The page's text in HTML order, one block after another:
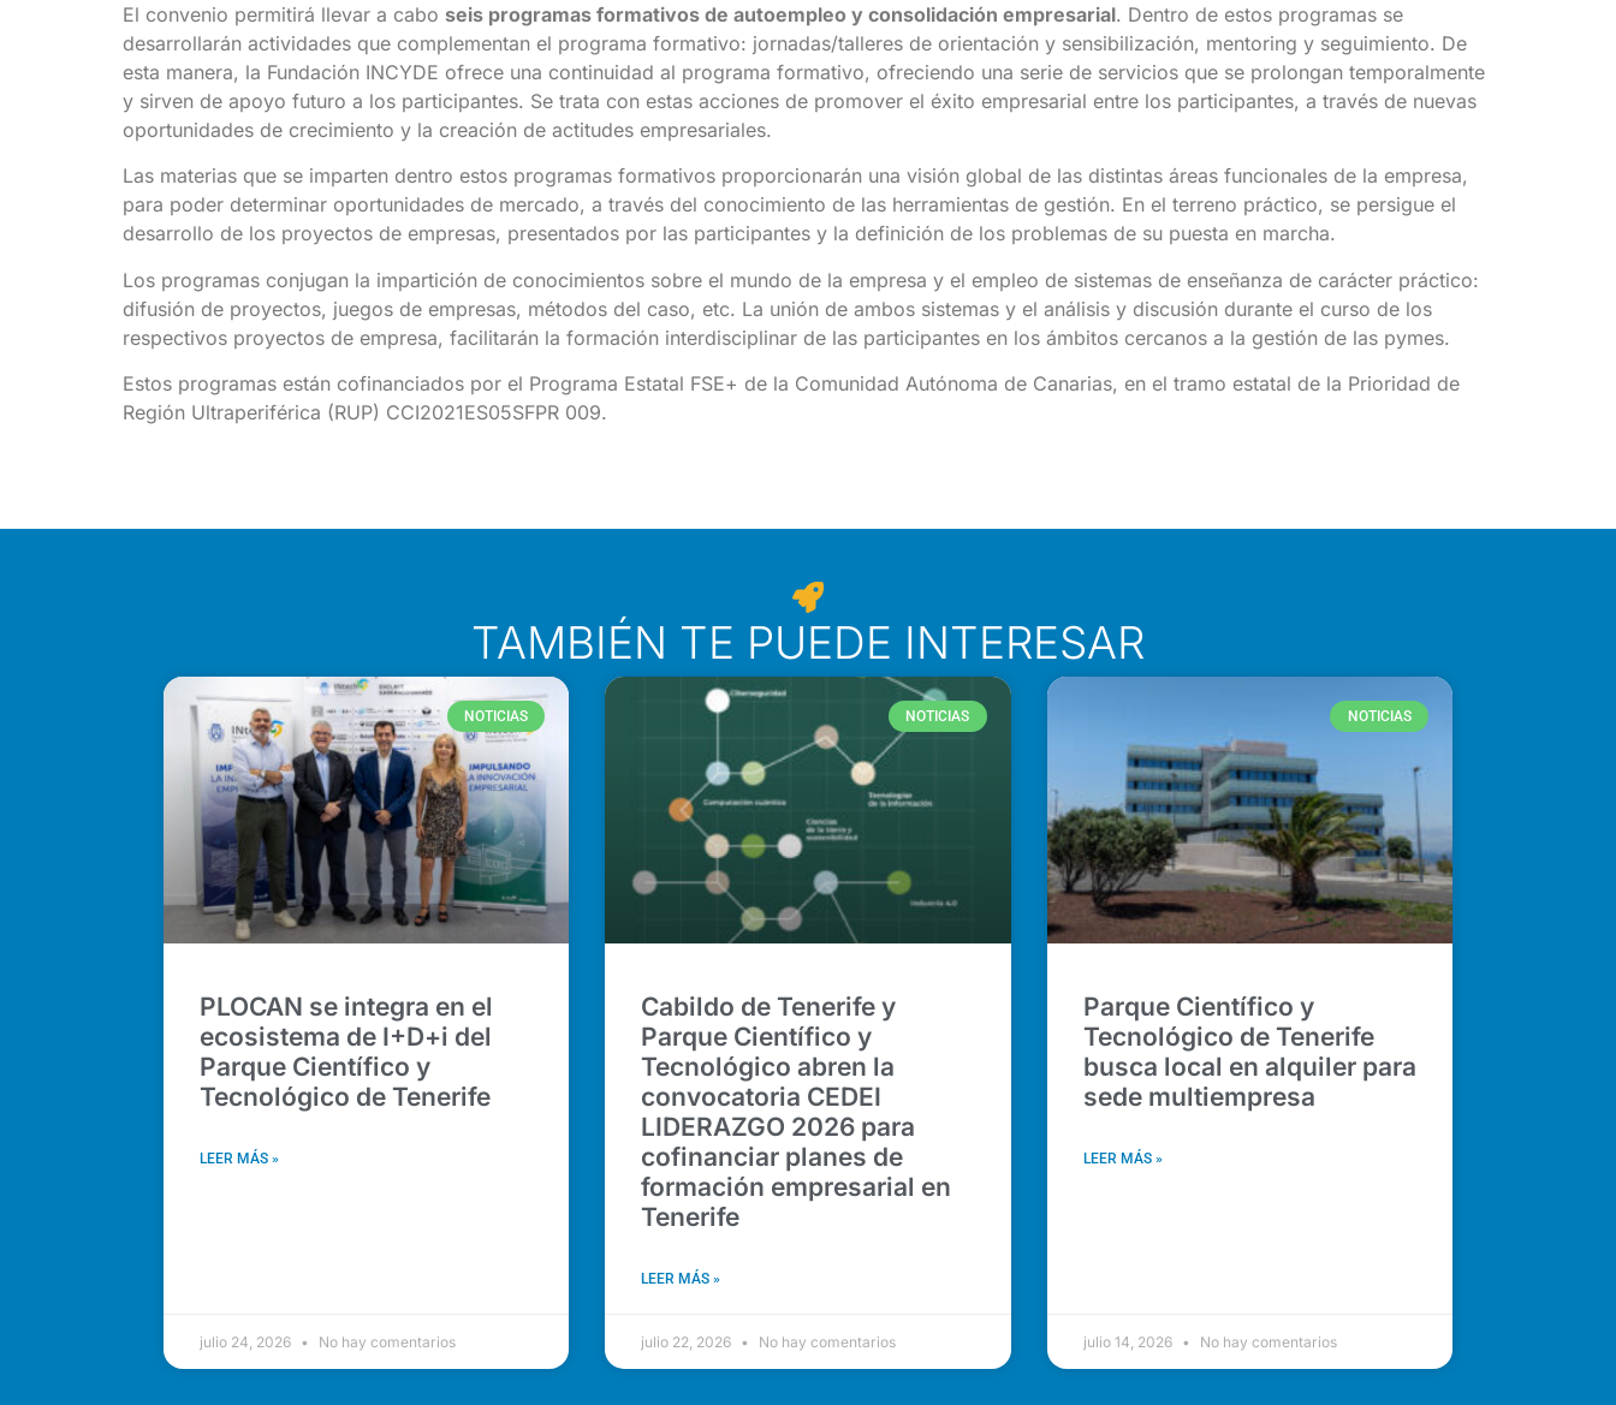
El convenio permitirá llevar a cabo seis programas formativos de autoempleo y consolidación empresarial. Dentro de estos programas se
desarrollarán actividades que complementan el programa formativo: jornadas/talleres de orientación y sensibilización, mentoring y seguimiento. De
esta manera, la Fundación INCYDE ofrece una continuidad al programa formativo, ofreciendo una serie de servicios que se prolongan temporalmente
y sirven de apoyo futuro a los participantes. Se trata con estas acciones de promover el éxito empresarial entre los participantes, a través de nuevas
oportunidades de crecimiento y la creación de actitudes empresariales.
Las materias que se imparten dentro estos programas formativos proporcionarán una visión global de las distintas áreas funcionales de la empresa,
para poder determinar oportunidades de mercado, a través del conocimiento de las herramientas de gestión. En el terreno práctico, se persigue el
desarrollo de los proyectos de empresas, presentados por las participantes y la definición de los problemas de su puesta en marcha.
Los programas conjugan la impartición de conocimientos sobre el mundo de la empresa y el empleo de sistemas de enseñanza de carácter práctico:
difusión de proyectos, juegos de empresas, métodos del caso, etc. La unión de ambos sistemas y el análisis y discusión durante el curso de los
respectivos proyectos de empresa, facilitarán la formación interdisciplinar de las participantes en los ámbitos cercanos a la gestión de las pymes.
Estos programas están cofinanciados por el Programa Estatal FSE+ de la Comunidad Autónoma de Canarias, en el tramo estatal de la Prioridad de
Región Ultraperiférica (RUP) CCI2021ES05SFPR 009.
TAMBIÉN TE PUEDE INTERESAR
NOTICIAS
PLOCAN se integra en el
ecosistema de I+D+i del
Parque Científico y
Tecnológico de Tenerife
LEER MÁS »
julio 24, 2026 No hay comentarios
NOTICIAS
Cabildo de Tenerife y
Parque Científico y
Tecnológico abren la
convocatoria CEDEI
LIDERAZGO 2026 para
cofinanciar planes de
formación empresarial en
Tenerife
LEER MÁS »
julio 22, 2026 No hay comentarios
NOTICIAS
Parque Científico y
Tecnológico de Tenerife
busca local en alquiler para
sede multiempresa
LEER MÁS »
julio 14, 2026 No hay comentarios